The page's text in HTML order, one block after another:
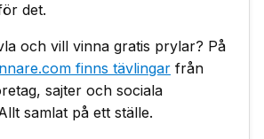
det.
och vill vinna gratis prylar? På
finns tävlingar från
sajter och sociala
samlat på ett ställe.